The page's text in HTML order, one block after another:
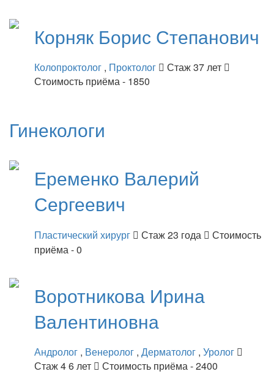
Корняк Борис Степанович
Колопроктолог , Проктолог
Стаж 37 лет
Стоимость приёма - 1850
Гинекологи
Еременко Валерий
Сергеевич
Пластический хирург Стаж 23 года
Стоимость
приёма - 0
Воротникова Ирина
Валентиновна
Андролог , Венеролог , Дерматолог , Уролог
Стаж 4 6 лет
Стоимость приёма - 2400